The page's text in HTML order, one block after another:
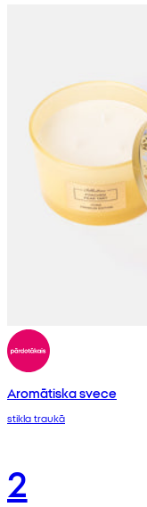
Aromātiska svece
stikla traukā
2